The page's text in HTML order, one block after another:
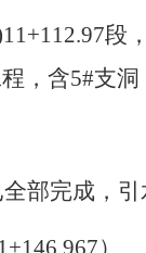
段
，含5#支洞
部完成，引
）